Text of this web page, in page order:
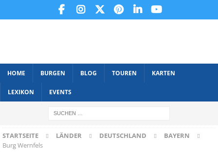
HOME BURGEN BLOG TOUREN KARTEN
LEXIKON EVENTS
STARTSEITE LÄNDER DEUTSCHLAND
BAYERN
Burg Wernfels